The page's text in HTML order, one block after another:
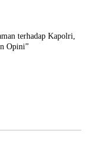
terhadap Kapolri,
Opini”